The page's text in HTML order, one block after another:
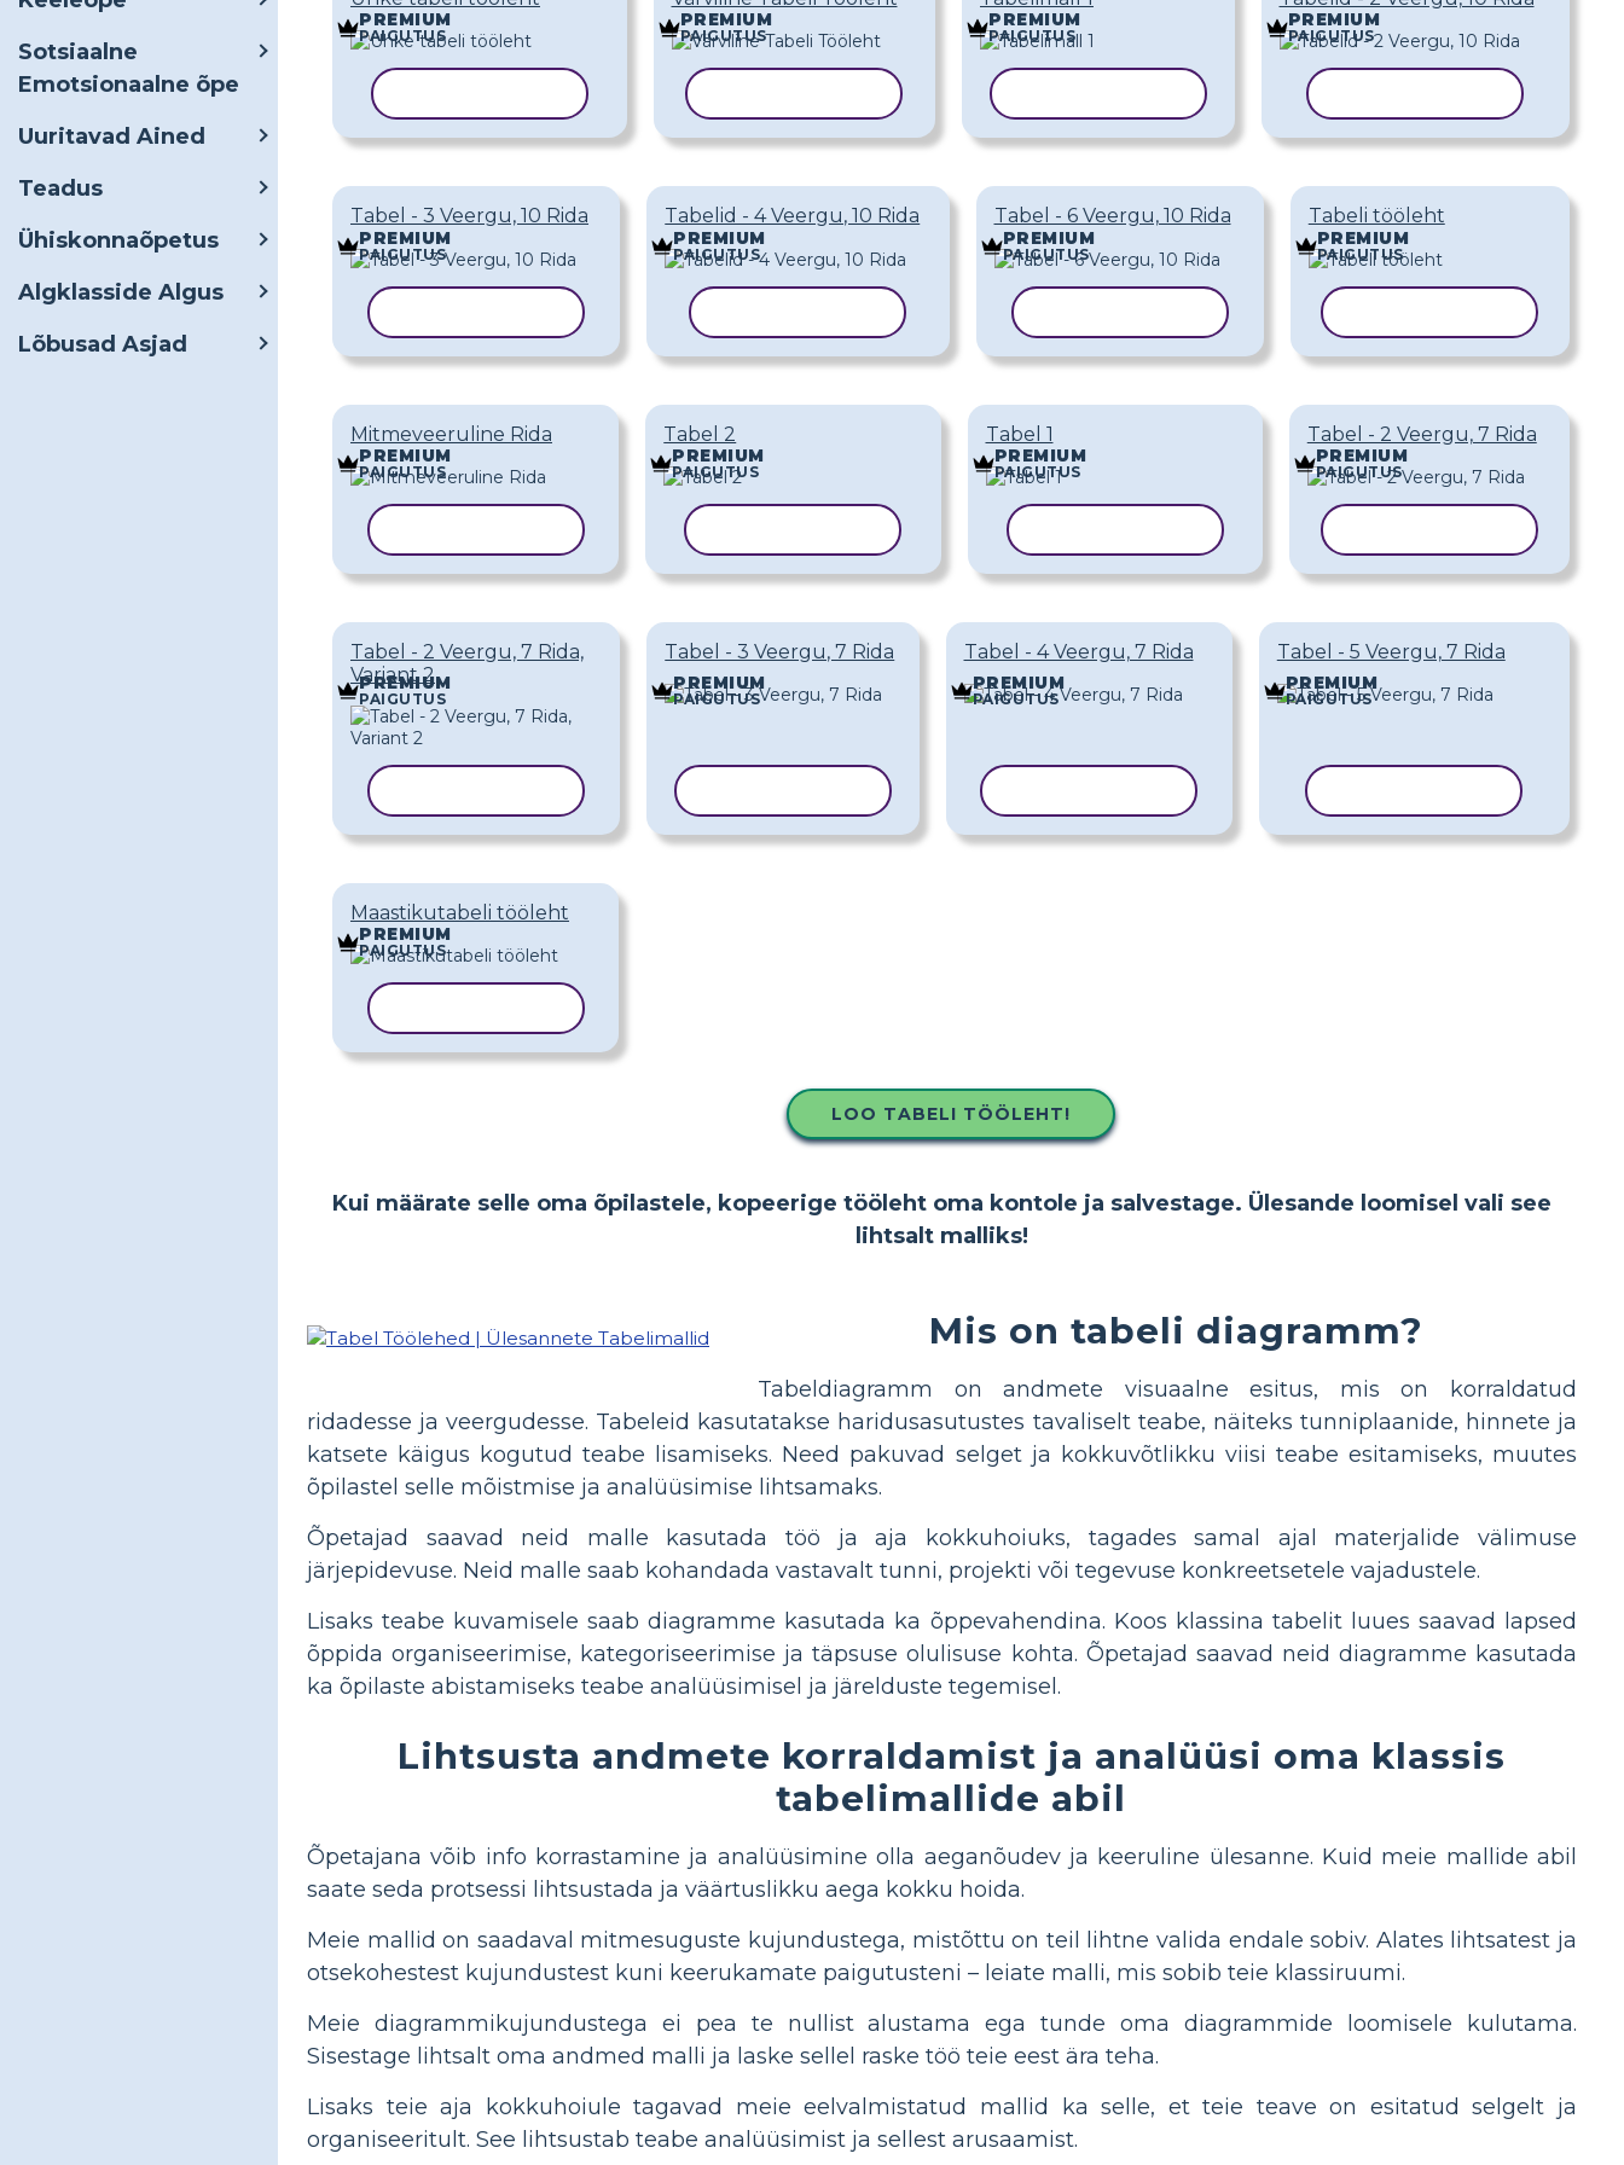
Sotsiaalne
Emotsionaalne õpe
Uuritavad Ained
Teadus
Ühiskonnaõpetus
Algklasside Algus
Lõbusad Asjad
PREMIUM
PAIGUTUS
PREMIUM
PAIGUTUS
PREMIUM
PAIGUTUS
PREMIUM
PAIGUTUS
Tabel - 3 Veergu, 10 Rida
PREMIUM
PAIGUTUS
Tabelid - 4 Veergu, 10 Rida
PREMIUM
PAIGUTUS
Tabel - 6 Veergu, 10 Rida
PREMIUM
PAIGUTUS
Tabeli tööleht
PREMIUM
PAIGUTUS
Mitmeveeruline Rida
PREMIUM
PAIGUTUS
Tabel 2
PREMIUM
PAIGUTUS
Tabel 1
PREMIUM
PAIGUTUS
Tabel - 2 Veergu, 7 Rida
PREMIUM
PAIGUTUS
Tabel - 2 Veergu, 7 Rida,
Variant 2
PREMIUM
PAIGUTUS
Tabel - 3 Veergu, 7 Rida
PREMIUM
PAIGUTUS
Tabel - 4 Veergu, 7 Rida
PREMIUM
PAIGUTUS
Tabel - 5 Veergu, 7 Rida
PREMIUM
PAIGUTUS
Maastikutabeli tööleht
PREMIUM
PAIGUTUS
LOO TABELI TÖÖLEHT!
Kui määrate selle oma õpilastele, kopeerige tööleht oma kontole ja salvestage. Ülesande loomisel vali see
lihtsalt malliks!
Mis on tabeli diagramm?
Tabeldiagramm on andmete visuaalne esitus, mis on korraldatud
ridadesse ja veergudesse. Tabeleid kasutatakse haridusasutustes tavaliselt teabe, näiteks tunniplaanide, hinnete ja
katsete käigus kogutud teabe lisamiseks. Need pakuvad selget ja kokkuvõtlikku viisi teabe esitamiseks, muutes
õpilastel selle mõistmise ja analüüsimise lihtsamaks.
Õpetajad saavad neid malle kasutada töö ja aja kokkuhoiuks, tagades samal ajal materjalide välimuse
järjepidevuse. Neid malle saab kohandada vastavalt tunni, projekti või tegevuse konkreetsetele vajadustele.
Lisaks teabe kuvamisele saab diagramme kasutada ka õppevahendina. Koos klassina tabelit luues saavad lapsed
õppida organiseerimise, kategoriseerimise ja täpsuse olulisuse kohta. Õpetajad saavad neid diagramme kasutada
ka õpilaste abistamiseks teabe analüüsimisel ja järelduste tegemisel.
Lihtsusta andmete korraldamist ja analüüsi oma klassis
tabelimallide abil
Õpetajana võib info korrastamine ja analüüsimine olla aeganõudev ja keeruline ülesanne. Kuid meie mallide abil
saate seda protsessi lihtsustada ja väärtuslikku aega kokku hoida.
Meie mallid on saadaval mitmesuguste kujundustega, mistõttu on teil lihtne valida endale sobiv. Alates lihtsatest ja
otsekohestest kujundustest kuni keerukamate paigutusteni – leiate malli, mis sobib teie klassiruumi.
Meie diagrammikujundustega ei pea te nullist alustama ega tunde oma diagrammide loomisele kulutama.
Sisestage lihtsalt oma andmed malli ja laske sellel raske töö teie eest ära teha.
Lisaks teie aja kokkuhoiule tagavad meie eelvalmistatud mallid ka selle, et teie teave on esitatud selgelt ja
organiseeritult. See lihtsustab teabe analüüsimist ja sellest arusaamist.